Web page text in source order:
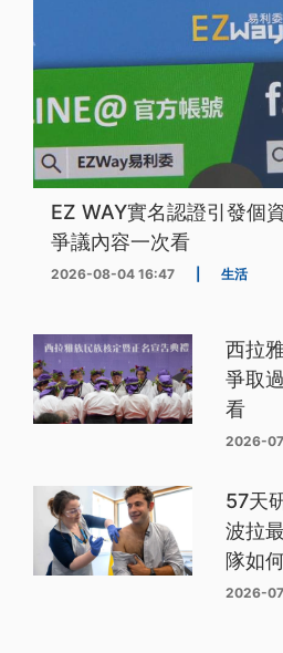
EZ WAY實名認證引發個
爭議內容一次看
2026-08-04 16:47 生活
西拉
爭取
看
2026-
57天
波拉
隊如
2026-